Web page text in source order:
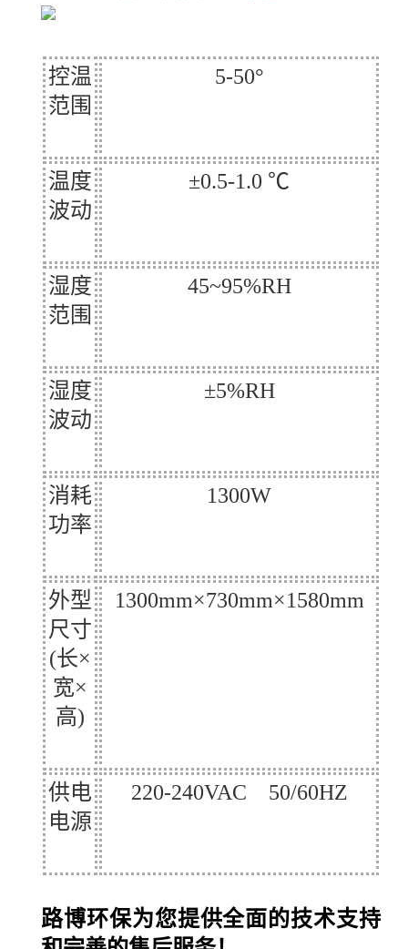
控温
范围
5-50°
温度
波动
±0.5-1.0 ℃
湿度
范围
45~95%RH
湿度
波动
±5%RH
消耗
功率
1300W
外型
尺寸
(长×
宽×
高)
1300mm×730mm×1580mm
供电
电源
220-240VAC 50/60HZ
路博环保为您提供全面的技术支持